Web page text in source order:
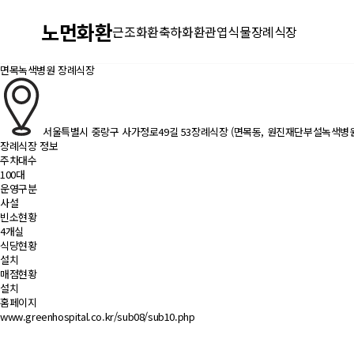
노먼화환근조화환축하화환관엽식물장례식장
면목녹색병원 장례식장
서울특별시 중랑구 사가정로49길 53장례식장 (면목동, 원진재단부설녹색병
장례식장 정보
주차대수
100대
운영구분
사설
빈소현황
4개실
식당현황
설치
매점현황
설치
홈페이지
www.greenhospital.co.kr/sub08/sub10.php